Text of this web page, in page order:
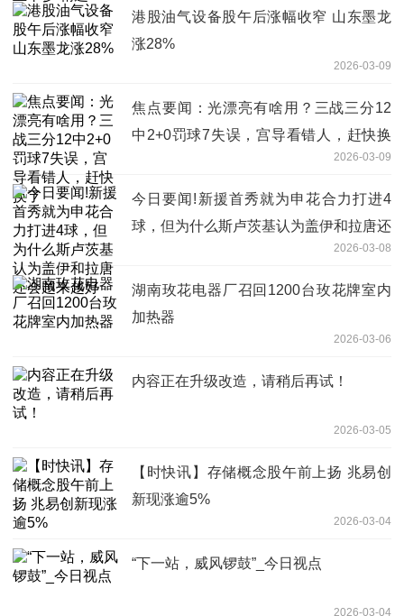
港股油气设备股午后涨幅收窄 山东墨龙
涨28%
2026-03-09
焦点要闻：光漂亮有啥用？三战三分12
中2+0罚球7失误，宫导看错人，赶快换
2026-03-09
今日要闻!新援首秀就为申花合力打进4
球，但为什么斯卢茨基认为盖伊和拉唐还
2026-03-08
湖南玫花电器厂召回1200台玫花牌室内
加热器
2026-03-06
内容正在升级改造，请稍后再试！
2026-03-05
【时快讯】存储概念股午前上扬 兆易创
新现涨逾5%
2026-03-04
“下一站，威风锣鼓”_今日视点
2026-03-04